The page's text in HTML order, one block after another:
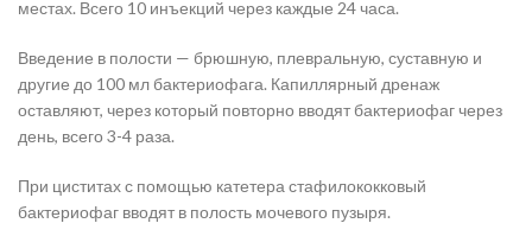
местах. Всего 10 инъекций через каждые 24 часа.
Введение в полости — брюшную, плевральную, суставную и
другие до 100 мл бактериофага. Капиллярный дренаж
оставляют, через который повторно вводят бактериофаг через
день, всего 3-4 раза.
При циститах с помощью катетера стафилококковый
бактериофаг вводят в полость мочевого пузыря.